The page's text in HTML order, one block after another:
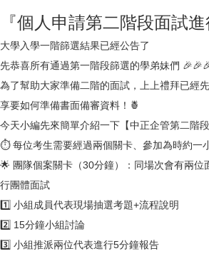
『個人申請第二階段面試
大學入學一階篩選結果已經公告了
先恭喜所有通過第一階段篩選的學弟妹們
為了幫助大家準備二階的面試，上上禮拜已經
享要如何準備書面備審資料！🍍
今天小編先來簡單介紹一下【中正企管第二階
⏱ 每位考生需要經過兩個關卡、參加為時約一
🌟 團隊個案關卡（30分鐘）：同場次會有兩位
行團體面試
1️⃣ 小組成員代表現場抽選考題+流程說明
2️⃣ 15分鐘小組討論
3️⃣ 小組推派兩位代表進行5分鐘報告